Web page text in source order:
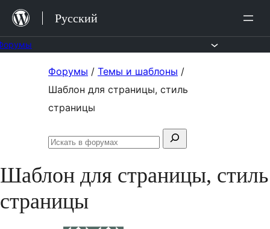
Перейти
содержимому
Русский
содержимому
Форумы / Темы и шаблоны /
Шаблон для страницы, стиль
страницы
Поиск:
Искать
Шаблон для страницы, стиль
страницы